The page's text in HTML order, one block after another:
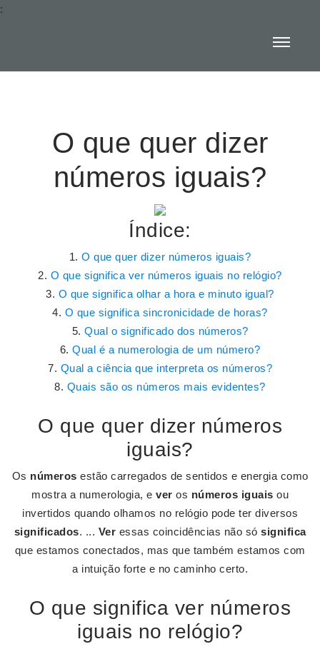
:
O que quer dizer
números iguais?
Índice:
O que quer dizer números iguais?
O que significa ver números iguais no relógio?
O que significa olhar a hora e minuto igual?
O que significa sincronicidade de horas?
Qual o significado dos números?
Qual é a numerologia de um número?
Qual a ciência que interpreta os números?
Quais são os números mais evidentes?
O que quer dizer números
iguais?
Os números estão carregados de sentidos e energia como
mostra a numerologia, e ver os números iguais ou
invertidos quando olhamos no relógio pode ter diversos
significados. ... Ver essas coincidências não só significa
que estamos conectados, mas que também estamos com
a intuição forte e no caminho certo.
O que significa ver números
iguais no relógio?